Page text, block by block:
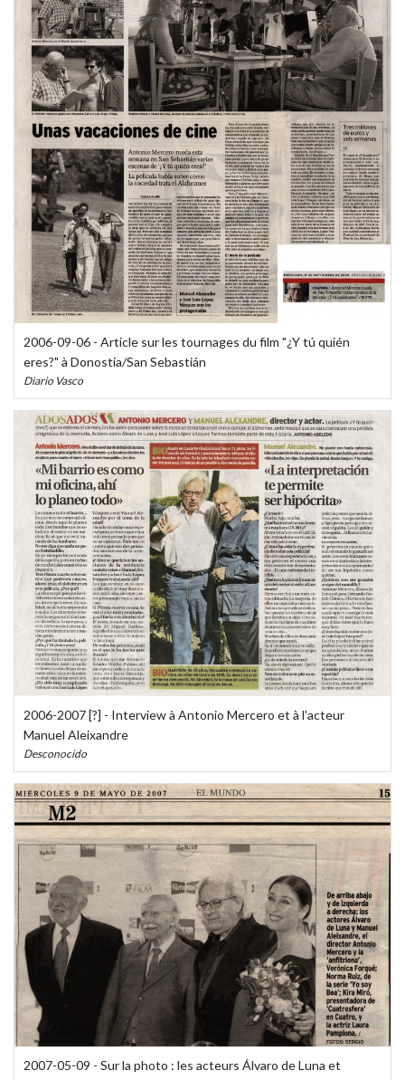
2006-09-06 - Article sur les tournages du film "¿Y tú quién
eres?" à Donostia/San Sebastián
Diario Vasco
2006-2007 [?] - Interview à Antonio Mercero et à l'acteur
Manuel Aleixandre
Desconocido
2007-05-09 - Sur la photo : les acteurs Álvaro de Luna et